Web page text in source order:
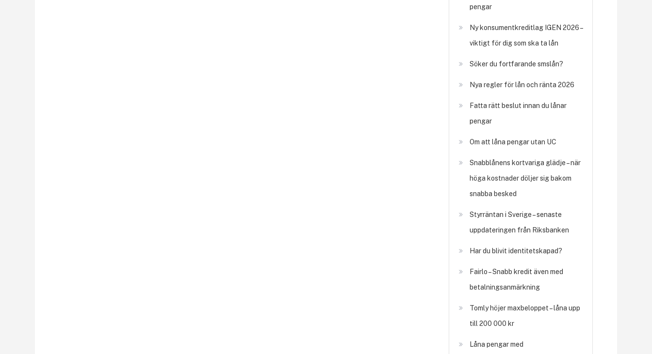
pengar
Ny konsumentkreditlag IGEN 2026 –
viktigt för dig som ska ta lån
Söker du fortfarande smslån?
Nya regler för lån och ränta 2026
Fatta rätt beslut innan du lånar
pengar
Om att låna pengar utan UC
Snabblånens kortvariga glädje – när
höga kostnader döljer sig bakom
snabba besked
Styrräntan i Sverige – senaste
uppdateringen från Riksbanken
Har du blivit identitetskapad?
Fairlo – Snabb kredit även med
betalningsanmärkning
Tomly höjer maxbeloppet – låna upp
till 200 000 kr
Låna pengar med